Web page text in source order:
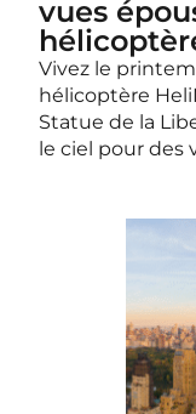
vues
Vivez le
hélicoptère
Statue de la
le ciel pour des